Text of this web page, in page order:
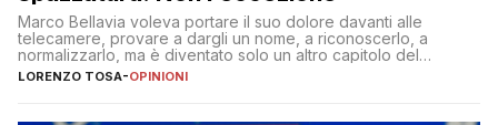
Marco Bellavia voleva portare il suo dolore davanti alle
telecamere, provare a dargli un nome, a riconoscerlo, a
normalizzarlo, ma è diventato solo un altro capitolo del
copione
LORENZO TOSA-OPINIONI